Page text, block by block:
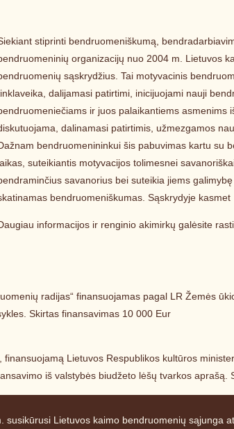
stiprinti bendruomeniškumą,
organizacijų nuo 2004 m. Lietuvos
sąskrydžius. Tai motyvacinis
dalijamasi patirtimi, inicijuojami nauji
ir juos palaikantiems asmenims
dalinamasi patirtimis, užmezgamos
bendruomenininkui šis pabuvimas kartu su
suteikiantis motyvacijos tolimesnei
savanorius bei suteikia jiems
bendruomeniškumas. Sąskrydyje
informacijos ir renginio akimirkų galėsite
radijas“ finansuojamas pagal LR Žemės
Skirtas finansavimas 10 000 Eur
finansuojamą Lietuvos Respublikos kultūros
iš valstybės biudžeto lėšų tvarkos aprašą.
susikūrusi Lietuvos kaimo bendruomenių sąjunga